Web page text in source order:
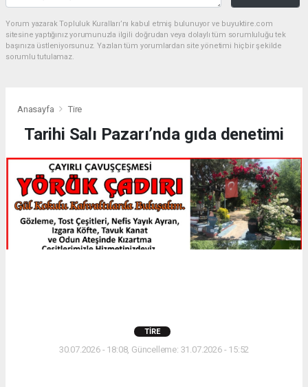
Yorum yazarak Topluluk Kuralları’nı kabul etmiş bulunuyor ve buyuktire.com
sitesine yaptığınız yorumunuzla ilgili doğrudan veya dolaylı tüm sorumluluğu tek
başınıza üstleniyorsunuz. Yazılan tüm yorumlardan site yönetimi hiçbir şekilde
sorumlu tutulamaz.
Anasayfa Tire
Tarihi Salı Pazarı’nda gıda denetimi
TIRE
30.07.2026 - 18:08, Güncelleme: 31.07.2026 - 15:52